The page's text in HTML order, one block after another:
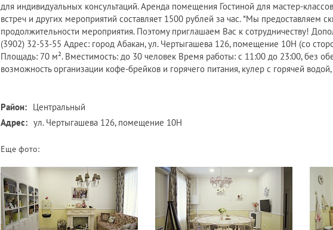
для индивидуальных консультаций. Аренда помещения Гостиной для мастер-
встреч и других мероприятий составляет 1500 рублей за час. *Мы предоставляем
продолжительности мероприятия. Поэтому приглашаем Вас к сотрудничеству!
(3902) 32-53-55 Адрес: город Абакан, ул. Чертыгашева 126, помещение 10Н (со
Площадь: 70 м². Вместимость: до 30 человек Время работы: с 11:00 до 23:00, без
возможность организации кофе-брейков и горячего питания, кулер с горячей
Район: Центральный
Адрес: ул. Чертыгашева 126, помещение 10Н
Еще фото: